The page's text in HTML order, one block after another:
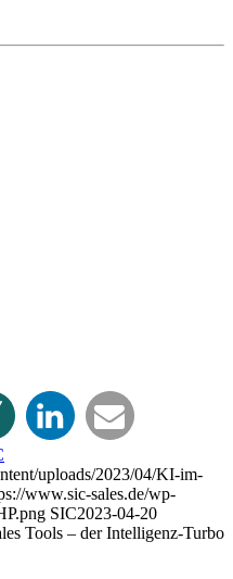
uploads/2023/04/KI-im-
www.sic-sales.de/wp-
SIC2023-04-20
Tools – der Intelligenz-Turbo